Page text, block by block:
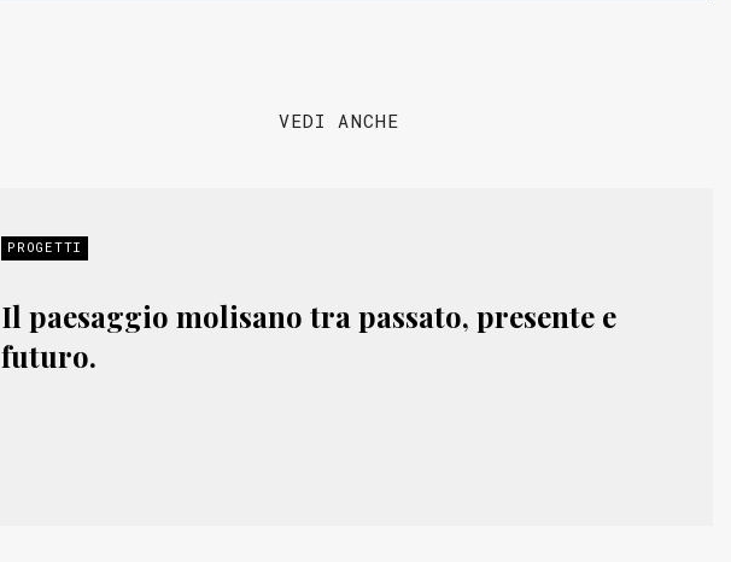
VEDI ANCHE
PROGETTI
Il paesaggio molisano tra passato, presente e
futuro.